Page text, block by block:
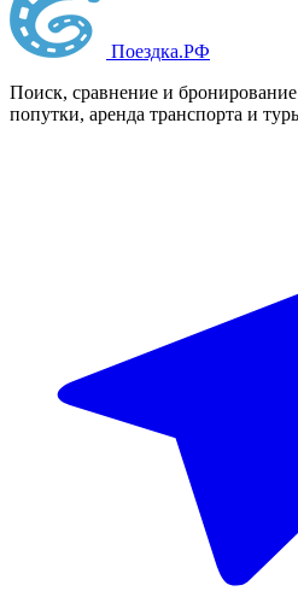
Поездка.РФ
Поиск, сравнение и
попутки, аренда транспорта и